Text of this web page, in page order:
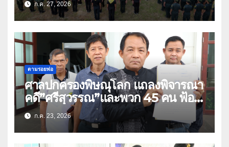
ก.ค. 27, 2026
ตามรอยพ่อ
ศาลปกครองพิษณุโลก แถลงพิจารณา
คดี”ศรีสุวรรณ”และพวก 45 คน ฟ้อง
สร้างถนนตัดสวนเฉลิมพระเกียรติ 80
พรรษา (คลิป)
ก.ค. 23, 2026